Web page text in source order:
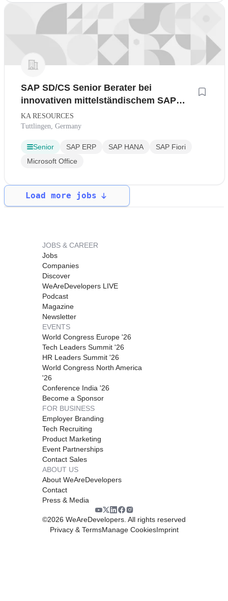
SAP SD/CS Senior Berater bei
innovativen mittelständischem SAP
Gold Partner
KA RESOURCES
Tuttlingen, Germany
Senior SAP ERP SAP HANA
SAP Fiori
Microsoft Office
Load more jobs
JOBS & CAREER
Jobs
Companies
Discover
WeAreDevelopers LIVE
Podcast
Magazine
Newsletter
EVENTS
World Congress Europe '26
Tech Leaders Summit '26
HR Leaders Summit '26
World Congress North America
'26
Conference India '26
Become a Sponsor
FOR BUSINESS
Employer Branding
Tech Recruiting
Product Marketing
Event Partnerships
Contact Sales
ABOUT US
About WeAreDevelopers
Contact
Press & Media
©2026 WeAreDevelopers. All rights reserved
Privacy & TermsManage CookiesImprint